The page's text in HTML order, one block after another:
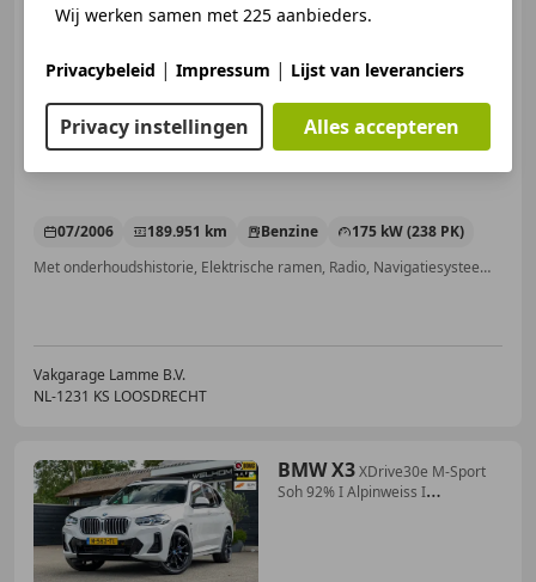
automaat , leer , panoramadak
€ 6.950
07/2006 189.951 km Benzine
175 kW (238 PK)
Met onderhoudshistorie, Elektrische ramen, Radio, Navigatiesysteem, Alarm, Spoiler, Electronic Stability Program, Airconditioning
Vakgarage Lamme B.V.
NL-1231 KS LOOSDRECHT
BMW X3XDrive30e M-Sport
Soh 92% I Alpinweiss I
Wij werken samen met 225 aanbieders.
Privacybeleid | Impressum | Lijst van leveranciers
Privacy instellingen Alles accepteren